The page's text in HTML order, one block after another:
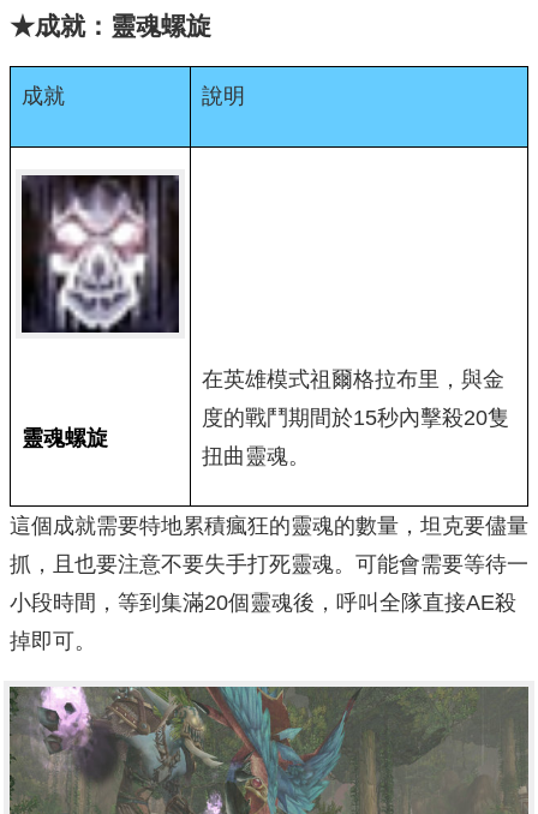
★成就：靈魂螺旋
成就 說明
靈魂螺旋
在英雄模式祖爾格拉布里，與金
度的戰鬥期間於15秒內擊殺20隻
扭曲靈魂。
這個成就需要特地累積瘋狂的靈魂的數量，坦克要儘量
抓，且也要注意不要失手打死靈魂。可能會需要等待一
小段時間，等到集滿20個靈魂後，呼叫全隊直接AE殺
掉即可。